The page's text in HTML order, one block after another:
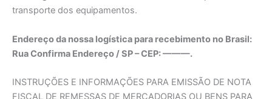
transporte dos equipamentos.
Endereço da nossa logística para recebimento no Brasil:
Rua Confirma Endereço / SP – CEP: ———.
INSTRUÇÕES E INFORMAÇÕES PARA EMISSÃO DE NOTA
FISCAL DE REMESSAS DE MERCADORIAS OU BENS PARA